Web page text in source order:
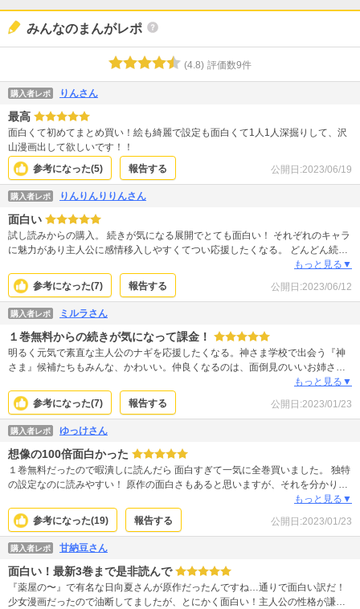
みんなのまんがレポ
(4.8) 評価数9件
購入者レポ りんさん
最高
面白くて初めてまとめ買い！絵も綺麗で設定も面白くて1人1人深掘りして、沢
山漫画出して欲しいです！！
参考になった(5) 報告する 公開日:2023/06/19
購入者レポ りんりんりりんさん
面白い
試し読みからの購入。 続きが気になる展開でとても面白い！ それぞれのキャラ
に魅力があり主人公に感情移入しやすくてつい応援したくなる。 どんどん続き
もっと見る▼
参考になった(7) 報告する 公開日:2023/06/12
購入者レポ ミルラさん
１巻無料からの続きが気になって課金！
明るく元気で素直な主人公のナギを応援したくなる。神さま学校で出会う『神
さま』候補たちもみんな、かわいい。仲良くなるのは、面倒見のいいお姉さん
なモナカ。おっとりした見た目に反して、しっかり者のみるるは妹みたい。能
天気な熊男に、まとめ役のタロウ、ひねくれ者のトータも心の底からネジ曲が
ったイヤなやつではないことが判る。みんなで助け合って、補い合ってるチー
ムみたいな関係がいい。周りの大人たちも、ちゃんと導いてくれてるから安
心。４巻以降は行方不明のナギの兄の状況と天然ツクヨミさまとの関係が気に
なるところ。
もっと見る▼
参考になった(7) 報告する 公開日:2023/01/23
購入者レポ ゆっけさん
想像の100倍面白かった
１巻無料だったので暇潰しに読んだら 面白すぎて一気に全巻買いました。 独特
の設定なのに読みやすい！ 原作の面白さもあると思いますが、それを分かりや
すく伝える漫画家さんも素晴らしいです。 日本のマンガもまだまだ面白いのは
たくさんあると希望を持てました！面白い！
もっと見る▼
参考になった(19) 報告する 公開日:2023/01/23
購入者レポ 甘納豆さん
面白い！最新3巻まで是非読んで
『薬屋の〜』で有名な日向夏さんが原作だったんですね…通りで面白い訳だ！
少女漫画だったので油断してましたが、とにかく面白い！主人公の性格が謙虚